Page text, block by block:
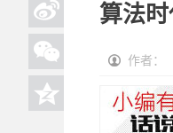
算法
作者：